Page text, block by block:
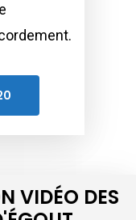
VIDÉO DES